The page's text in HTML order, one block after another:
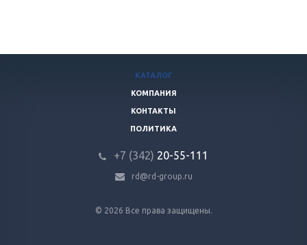
© 2026 Все права защищены.
КАТАЛОГ
КОМПАНИЯ
КОНТАКТЫ
ПОЛИТИКА
+7 (342) 20-55-111
rd@rd-group.ru